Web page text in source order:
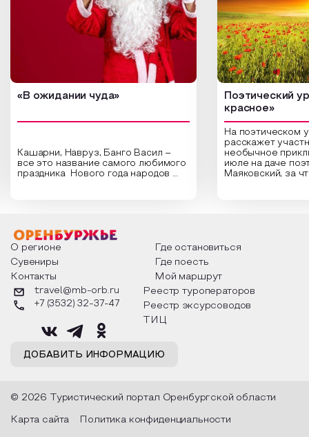
«В ожидании чуда»
Кашарни, Навруз, Банго Васил –
все это название самого любимого
праздника Нового года народов
о том, как встречают новый год в
разных уголках страны, какие
обряды совершают на удачу и
благополучие, в чем схожи и
различаются традиции. Кто такой
Дед Мороз и откуда он пришел, как
его называют в разных уголках
страны и как появились елочные
Поэтический
красное»
На поэтическом
расскажет
необычное
июле на даче
Маяковский, за
Твардовского и
каждой строчке
восхищение
яркому времени
О регионе
Где остановиться
Сувениры
Где поесть
Контакты
Мой маршрут
ДОБАВИТЬ ИНФОРМАЦИЮ
travel@mb-orb.ru
+7 (3532) 32-37-47
Реестр туроператоров
Реестр эксурсоводов
ТИЦ
© 2026 Туристический портал Оренбургской области
Карта сайта Политика конфиденциальности